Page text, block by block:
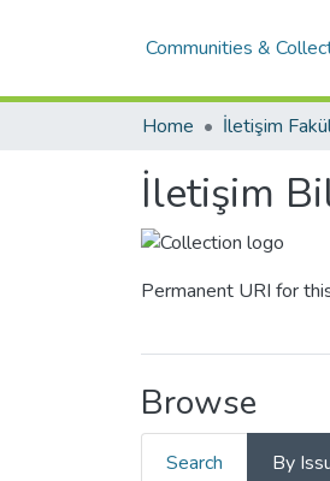
Communities &
Home İletişim
İletişim
Permanent URI for
Browse
Search By